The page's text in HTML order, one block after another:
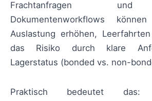
Frachtanfragen und
Dokumentenworkflows
Auslastung erhöhen,
das Risiko durch klare
Lagerstatus (bonded vs. non-
Praktisch bedeutet